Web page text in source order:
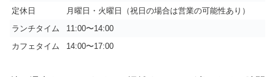
定休日
月曜日・火曜日（祝日の場合は営業の可能性あり）
ランチタイム
11:00〜14:00
カフェタイム
14:00〜17:00